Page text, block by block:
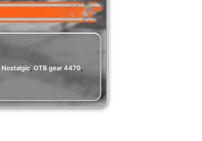
Nostalgic, OTB gear 4470,